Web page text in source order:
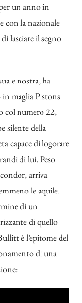
un anno in
con la nazionale
lasciare il segno
e nostra, ha
in maglia Pistons
col numero 22,
silente della
capace di logorare
di lui. Peso
arriva
le aquile.
di un
di quello
è l’epitome del
di una